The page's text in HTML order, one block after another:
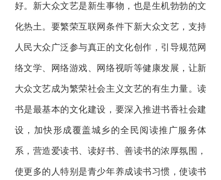
好。新大众文艺是新生事物，也是生机勃勃的文
化热土。要繁荣互联网条件下新大众文艺，支持
人民大众广泛参与真正的文化创作，引导规范网
络文学、网络游戏、网络视听等健康发展，让新
大众文艺成为繁荣社会主义文艺的有生力量。读
书是最基本的文化建设，要深入推进书香社会建
设，加快形成覆盖城乡的全民阅读推广服务体
系，营造爱读书、读好书、善读书的浓厚氛围，
使更多的人特别是青少年养成读书习惯，使读书